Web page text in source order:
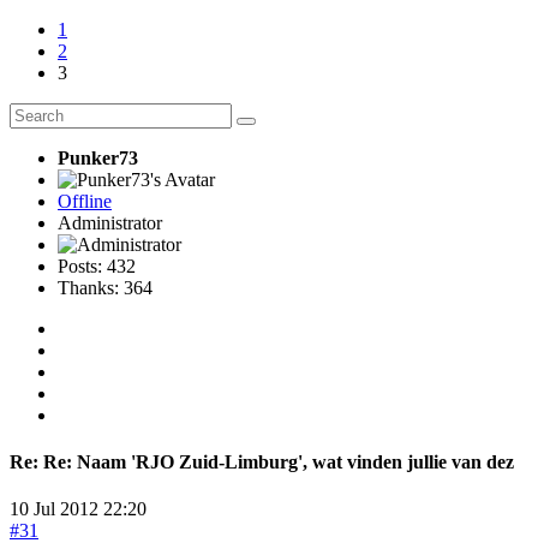
1
2
3
Punker73
Offline
Administrator
Posts: 432
Thanks: 364
Re: Re: Naam 'RJO Zuid-Limburg', wat vinden jullie van dez
10 Jul 2012 22:20
#31